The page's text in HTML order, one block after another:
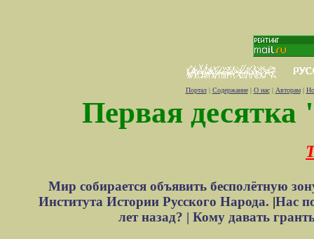
Портал| Содержание| О нас| Авторам|
Первая десятка
Мир собирается объявить бесполётную
Института Истории Русского Народа. |Нас
лет назад? | Кому давать